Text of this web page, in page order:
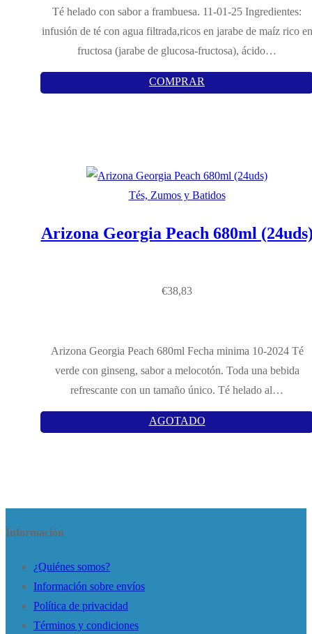
Té helado con sabor a frambuesa. 11-01-25 Ingredientes:
infusión de té con agua filtrada,ricos en jarabe de maíz rico en
fructosa (jarabe de glucosa-fructosa), ácido…
COMPRAR
Tés, Zumos y Batidos
Arizona Georgia Peach 680ml
€38,83
Arizona Georgia Peach 680ml Fecha minima 10-2024 Té
verde con ginseng, sabor a melocotón. Toda una bebida
refrescante con un tamaño único. Té helado al…
AGOTADO
Información
¿Quiénes somos?
Información sobre envíos
Política de privacidad
Términos y condiciones